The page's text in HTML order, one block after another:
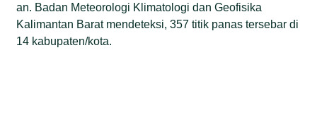
an. Badan Meteorologi Klimatologi dan Geofisika
Kalimantan Barat mendeteksi, 357 titik panas tersebar di
14 kabupaten/kota.